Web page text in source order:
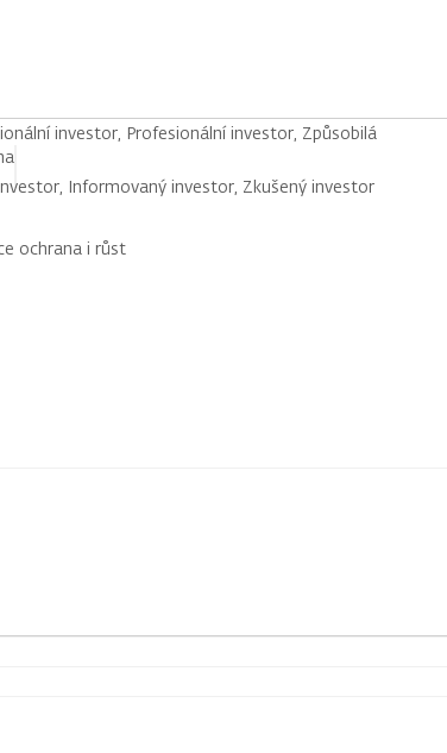
investor, Profesionální investor, Způsobilá
Informovaný investor, Zkušený investor
ochrana i růst